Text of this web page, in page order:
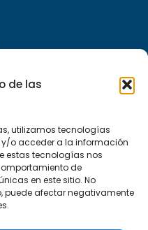
de las
utilizamos tecnologías
o acceder a la información
estas tecnologías nos
de
en este sitio. No
puede afectar negativamente
Málaga
Newsletter
AQUÍ